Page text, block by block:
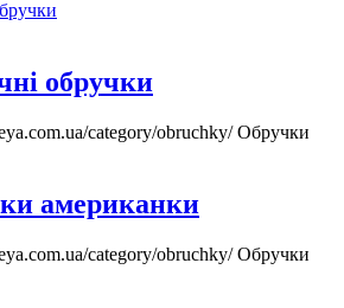
обручки
category/obruchky/Обручки
американки
category/obruchky/Обручки